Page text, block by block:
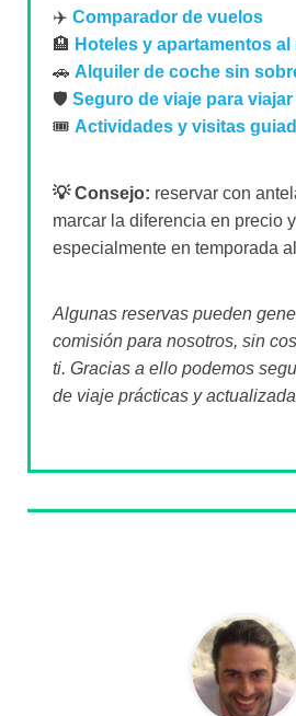
✈️ Comparador de vuelos
🏨
Hoteles y apartamentos
🚗 Alquiler de coche sin
🛡️ Seguro de viaje para
🎟️ Actividades y visitas
💡 Consejo: reservar con
marcar la diferencia en precio
especialmente en temporada
Algunas reservas pueden
comisión para nosotros, sin
ti. Gracias a ello podemos
de viaje prácticas y